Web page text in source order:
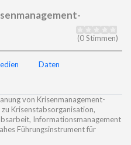
(0 Stimmen)
Daten
von Krisenmanagement-
Krisenstabsorganisation,
Informationsmanagement
Führungsinstrument für